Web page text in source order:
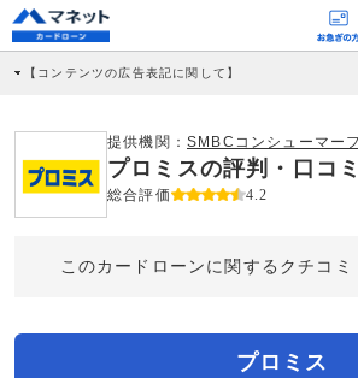
【コンテンツの広告表記に関して】
社に対して企業から紹介報酬が支払われるという収益モ
商品を根拠なくPRするものではなく、当編集部の調査
どに基づき、公平性を担保した情報提供を行っています
>提携企業一覧
提供機関： SMBCコンシューマー
プロミスの評判・口コ
総合評価 4.2
このカードローンに関するクチコミ
プロミス